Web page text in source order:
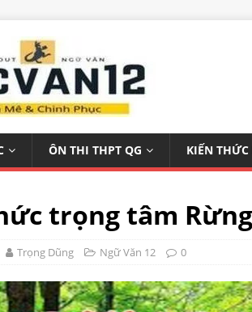
ÔN THI THPT QG KIẾN
trọng tâm
Trọng Dũng Ngữ Văn 12 0